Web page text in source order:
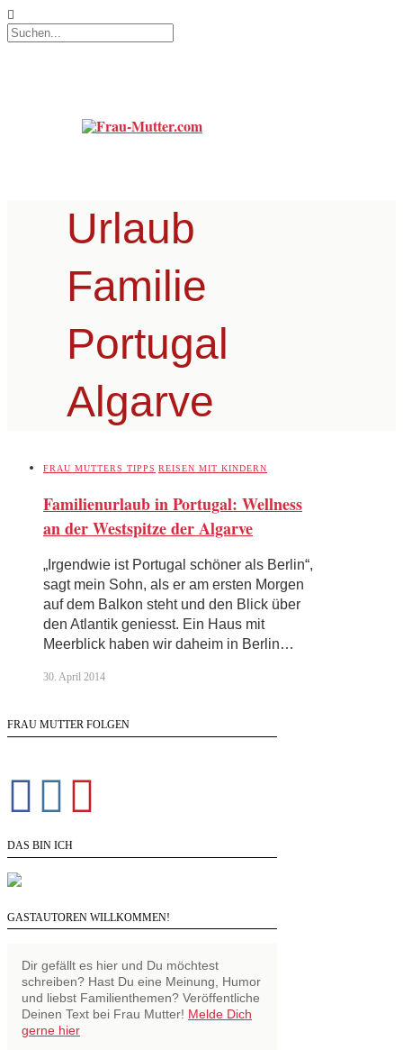
Urlaub
Familie
Portugal
Algarve
FRAU MUTTERS TIPPS REISEN MIT KINDERN
Familienurlaub in Portugal: Wellness
an der Westspitze der Algarve
„Irgendwie ist Portugal schöner als Berlin“,
sagt mein Sohn, als er am ersten Morgen
auf dem Balkon steht und den Blick über
den Atlantik geniesst. Ein Haus mit
Meerblick haben wir daheim in Berlin…
30. April 2014
FRAU MUTTER FOLGEN
DAS BIN ICH
GASTAUTOREN WILLKOMMEN!
Dir gefällt es hier und Du möchtest
schreiben? Hast Du eine Meinung, Humor
und liebst Familienthemen? Veröffentliche
Deinen Text bei Frau Mutter! Melde Dich
gerne hier